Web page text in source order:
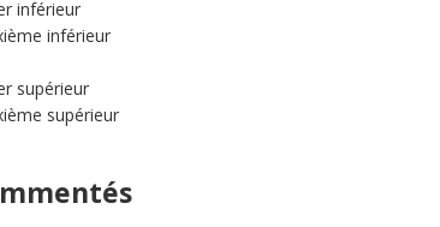
inférieur
inférieur
supérieur
supérieur